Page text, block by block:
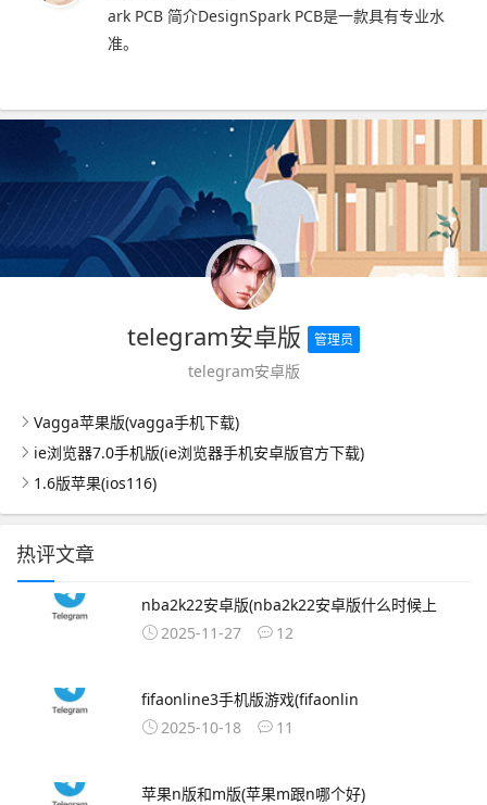
ark PCB 简介DesignSpark PCB是一款具有专业水
准。
telegram安卓版 管理员
telegram安卓版
Vagga苹果版(vagga手机下载)
ie浏览器7.0手机版(ie浏览器手机安卓版官方下载)
1.6版苹果(ios116)
热评文章
nba2k22安卓版(nba2k22安卓版什么时候上
2025-11-27
12
fifaonline3手机版游戏(fifaonlin
2025-10-18
11
苹果n版和m版(苹果m跟n哪个好)